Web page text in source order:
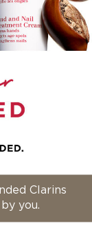
Clarins
you.